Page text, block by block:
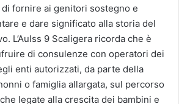
fornire ai genitori sostegno e
e dare significato alla storia del
L’Aulss 9 Scaligera ricorda che è
di consulenze con operatori dei
enti autorizzati, da parte della
o famiglia allargata, sul percorso
legate alla crescita dei bambini e